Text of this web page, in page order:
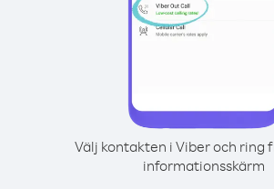
Välj kontakten i Viber och ring
informationsskärm